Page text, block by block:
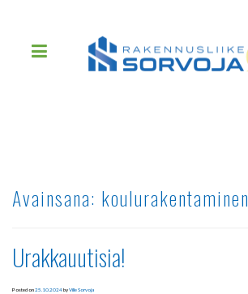
Avainsana: koulurakentaminen
Urakkauutisia!
Posted on25.10.2024byVille Sorvoja